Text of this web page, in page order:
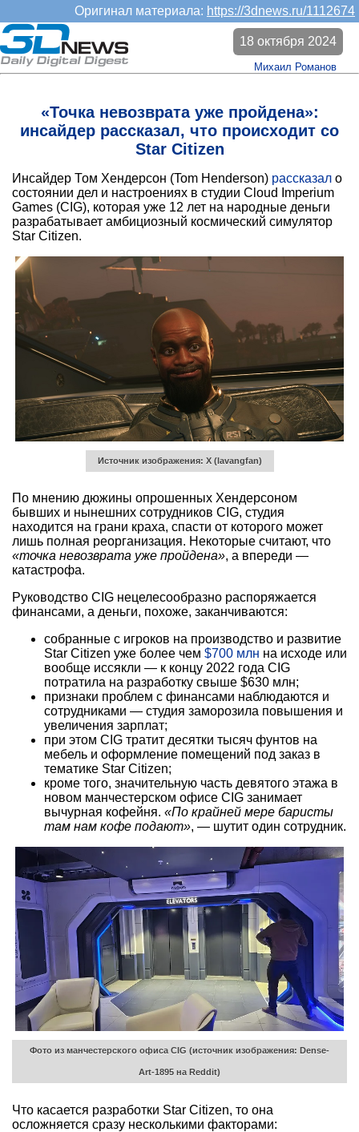
Оригинал материала: https://3dnews.ru/1112674
«Точка невозврата уже пройдена»:
инсайдер рассказал, что происходит со
Star Citizen
18 октября 2024
Михаил Романов
Инсайдер Том Хендерсон (Tom Henderson) рассказал о
состоянии дел и настроениях в студии Cloud Imperium
Games (CIG), которая уже 12 лет на народные деньги
разрабатывает амбициозный космический симулятор
Star Citizen.
Источник изображения: X (lavangfan)
По мнению дюжины опрошенных Хендерсоном
бывших и нынешних сотрудников CIG, студия
находится на грани краха, спасти от которого может
лишь полная реорганизация. Некоторые считают, что
«точка невозврата уже пройдена», а впереди —
катастрофа.
Руководство CIG нецелесообразно распоряжается
финансами, а деньги, похоже, заканчиваются:
собранные с игроков на производство и развитие
Star Citizen уже более чем $700 млн на исходе или
вообще иссякли — к концу 2022 года CIG
потратила на разработку свыше $630 млн;
признаки проблем с финансами наблюдаются и
сотрудниками — студия заморозила повышения и
увеличения зарплат;
при этом CIG тратит десятки тысяч фунтов на
мебель и оформление помещений под заказ в
тематике Star Citizen;
кроме того, значительную часть девятого этажа в
новом манчестерском офисе CIG занимает
вычурная кофейня. «По крайней мере баристы
там нам кофе подают», — шутит один сотрудник.
Фото из манчестерского офиса CIG (источник изображения: Dense-
Art-1895 на Reddit)
Что касается разработки Star Citizen, то она
осложняется сразу несколькими факторами: